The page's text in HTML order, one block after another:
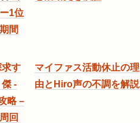
1位
間
す
-
略 –
回
マイファス活動休止の理
由とHiro声の不調を解説